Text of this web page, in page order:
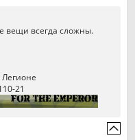
вещи всегда сложны.
21